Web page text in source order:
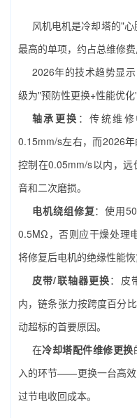
风机电机是冷却塔的"
最高的单项，约占总维修费
2026年的技术趋势显
级为"预防性更换+性能优化"
轴承更换 ：传统维
0.15mm/s左右，而2026
控制在0.05mm/s以内，
音和二次磨损。
电机绕组修复：使用
0.5MΩ，否则应干燥处理
将修复后电机的绝缘性能恢
皮带/联轴器更换：皮
内，链条张力按跨度百分
动超标的首要原因。
在冷却塔配件维修更换
入的环节——更换一台高
过节电收回成本。